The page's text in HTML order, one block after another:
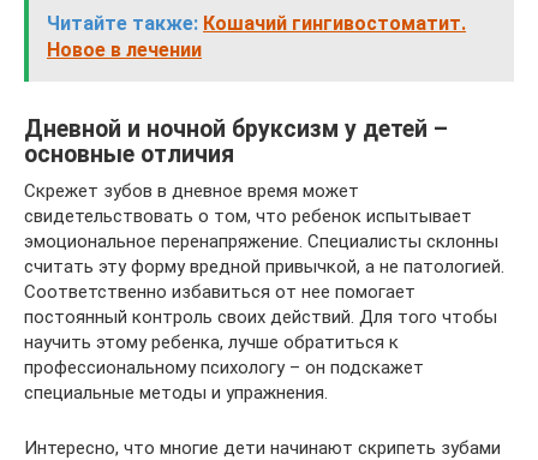
Читайте также: Кошачий гингивостоматит.
Новое в лечении
Дневной и ночной бруксизм у детей –
основные отличия
Скрежет зубов в дневное время может
свидетельствовать о том, что ребенок испытывает
эмоциональное перенапряжение. Специалисты склонны
считать эту форму вредной привычкой, а не патологией.
Соответственно избавиться от нее помогает
постоянный контроль своих действий. Для того чтобы
научить этому ребенка, лучше обратиться к
профессиональному психологу – он подскажет
специальные методы и упражнения.
Интересно, что многие дети начинают скрипеть зубами